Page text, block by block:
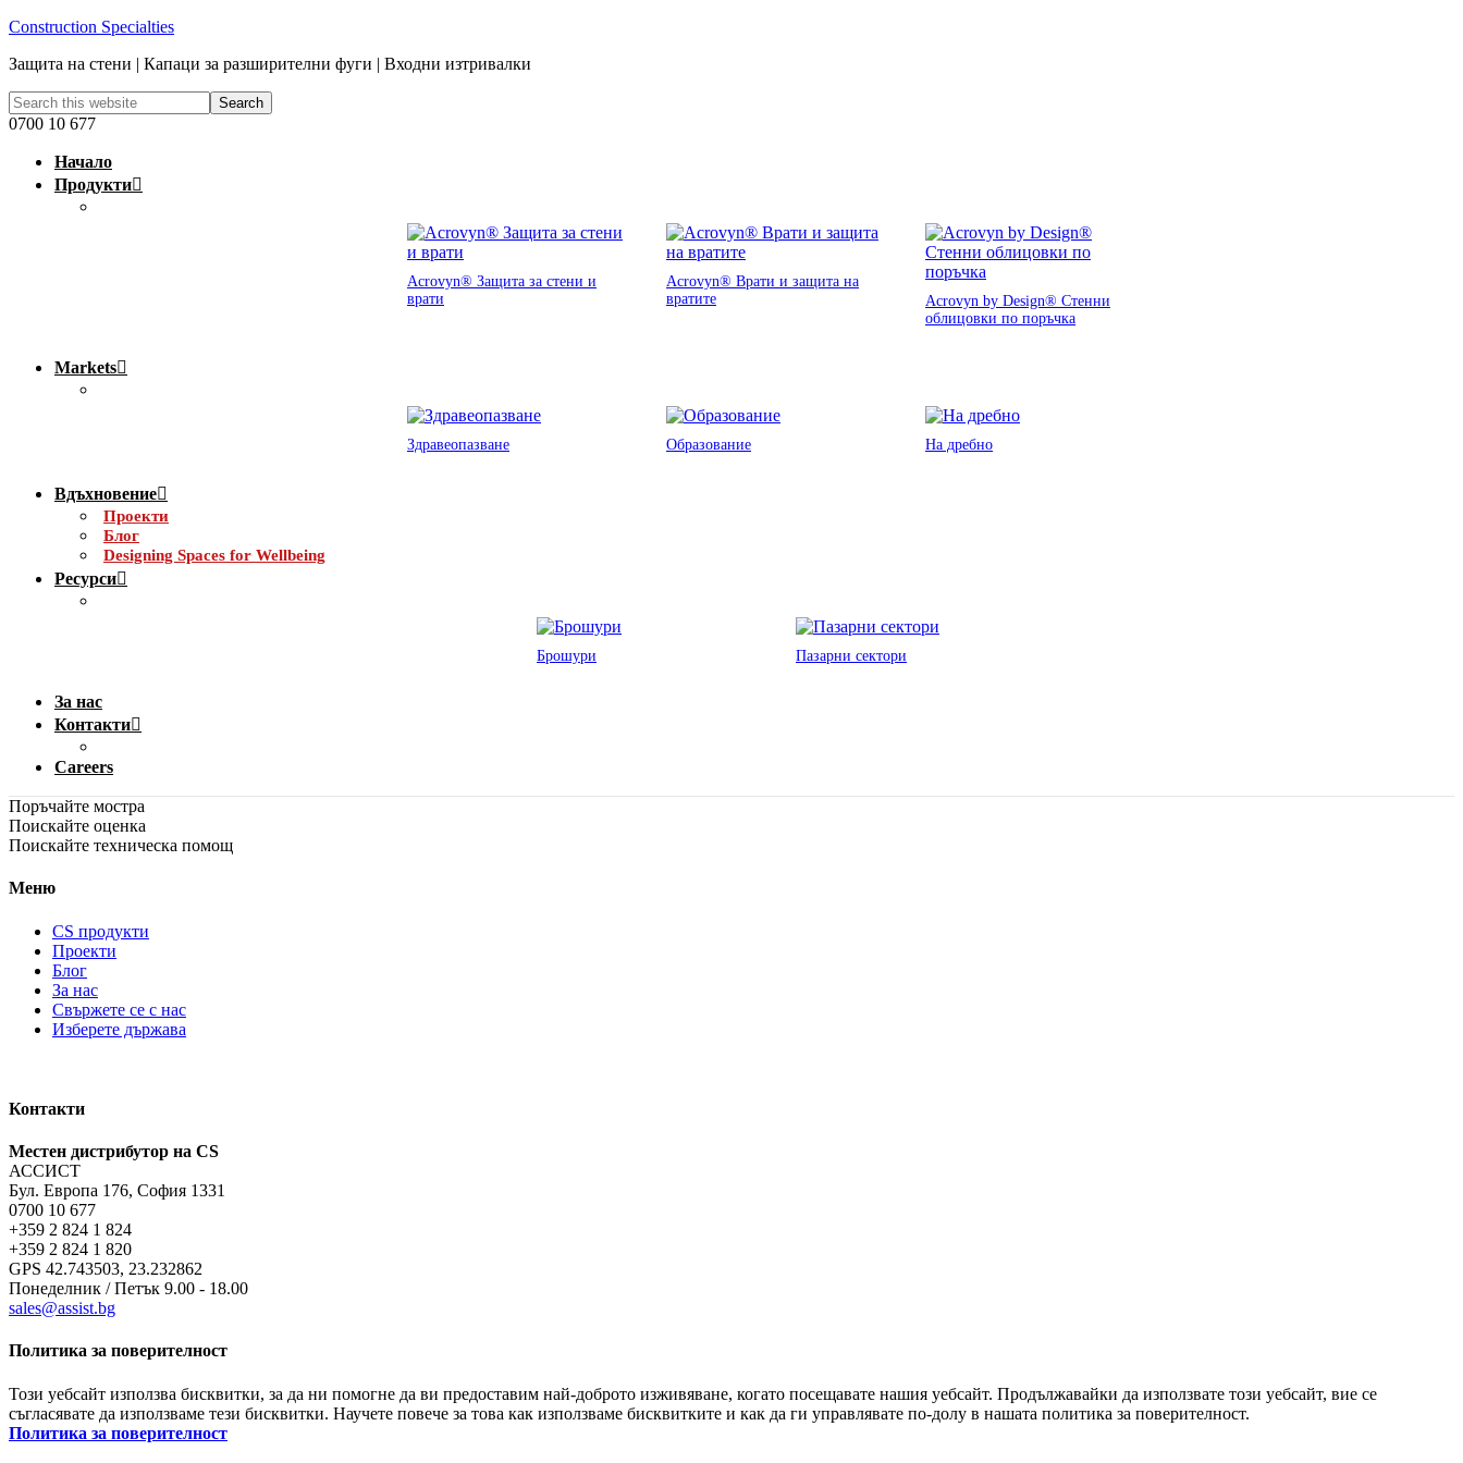
Construction Specialties
Защита на стени | Капаци за разширителни фуги | Входни изтривалки
0700 10 677
Начало
Продукти
Acrovyn® Защита за стени и
врати
Acrovyn® Врати и защита на
вратите
Acrovyn by Design® Стенни
облицовки по поръчка
Markets
Здравеопазване Образование На дребно
Вдъхновение
Проекти
Блог
Designing Spaces for Wellbeing
Ресурси
Брошури Пазарни сектори
За нас
Контакти
Careers
Поръчайте мостра
Поискайте оценка
Поискайте техническа помощ
Меню
CS продукти
Проекти
Блог
За нас
Свържете се с нас
Изберете държава
Контакти
Местен дистрибутор на CS
АССИСТ
Бул. Европа 176, София 1331
0700 10 677
+359 2 824 1 824
+359 2 824 1 820
GPS 42.743503, 23.232862
Понеделник / Петък 9.00 - 18.00
sales@assist.bg
Политика за поверителност
Този уебсайт използва бисквитки, за да ни помогне да ви предоставим най-доброто изживяване, когато посещавате нашия уебсайт. Продължавайки да използвате този уебсайт, вие се
съгласявате да използваме тези бисквитки. Научете повече за това как използваме бисквитките и как да ги управлявате по-долу в нашата политика за поверителност.
Политика за поверителност